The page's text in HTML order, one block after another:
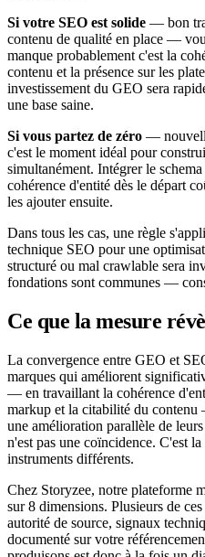
Si votre SEO est solide — bon
contenu de qualité en place —
manque probablement c'est la
contenu et la présence sur les
investissement du GEO sera
une base saine.
Si vous partez de zéro —
c'est le moment idéal pour
simultanément. Intégrer le
cohérence d'entité dès le départ
les ajouter ensuite.
Dans tous les cas, une règle
technique SEO pour une
structuré ou mal crawlable sera
fondations sont communes —
Ce que la mesure
La convergence entre GEO et
marques qui améliorent
— en travaillant la cohérence
markup et la citabilité du
une amélioration parallèle de
n'est pas une coïncidence. C'est
instruments différents.
Chez Storyzee, notre plateforme
sur 8 dimensions. Plusieurs de
autorité de source, signaux
documenté sur votre